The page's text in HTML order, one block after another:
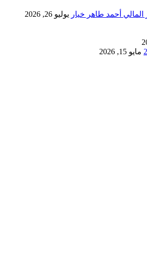
أحمد طاهر خيار يوليو 26, 2026
مايو 15, 2026